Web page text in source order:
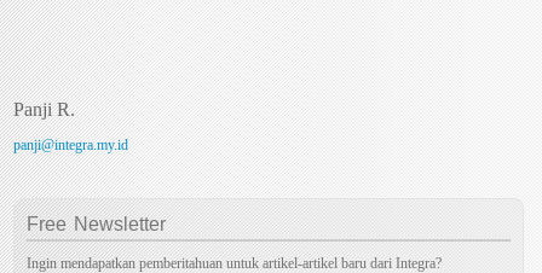
Panji R.
panji@integra.my.id
FreeNewsletter
Ingin mendapatkan pemberitahuan untuk artikel-artikel baru dari Integra?